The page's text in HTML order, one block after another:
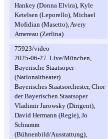
Hankey (Donna Elvira), Kyle
Ketelsen (Leporello), Michael
Mofidian (Masetto), Avery
Amereau (Zerlina)
75923/video
2025-06-27. Live/München,
Bayerische Staatsoper
(Nationaltheater)
Bayerisches Staatsorchester, Chor
der Bayerischen Staatsoper
Vladimir Jurowsky (Dirigent),
David Hermann (Regie), Jo
Schramm
(Bühnenbild/Ausstattung),